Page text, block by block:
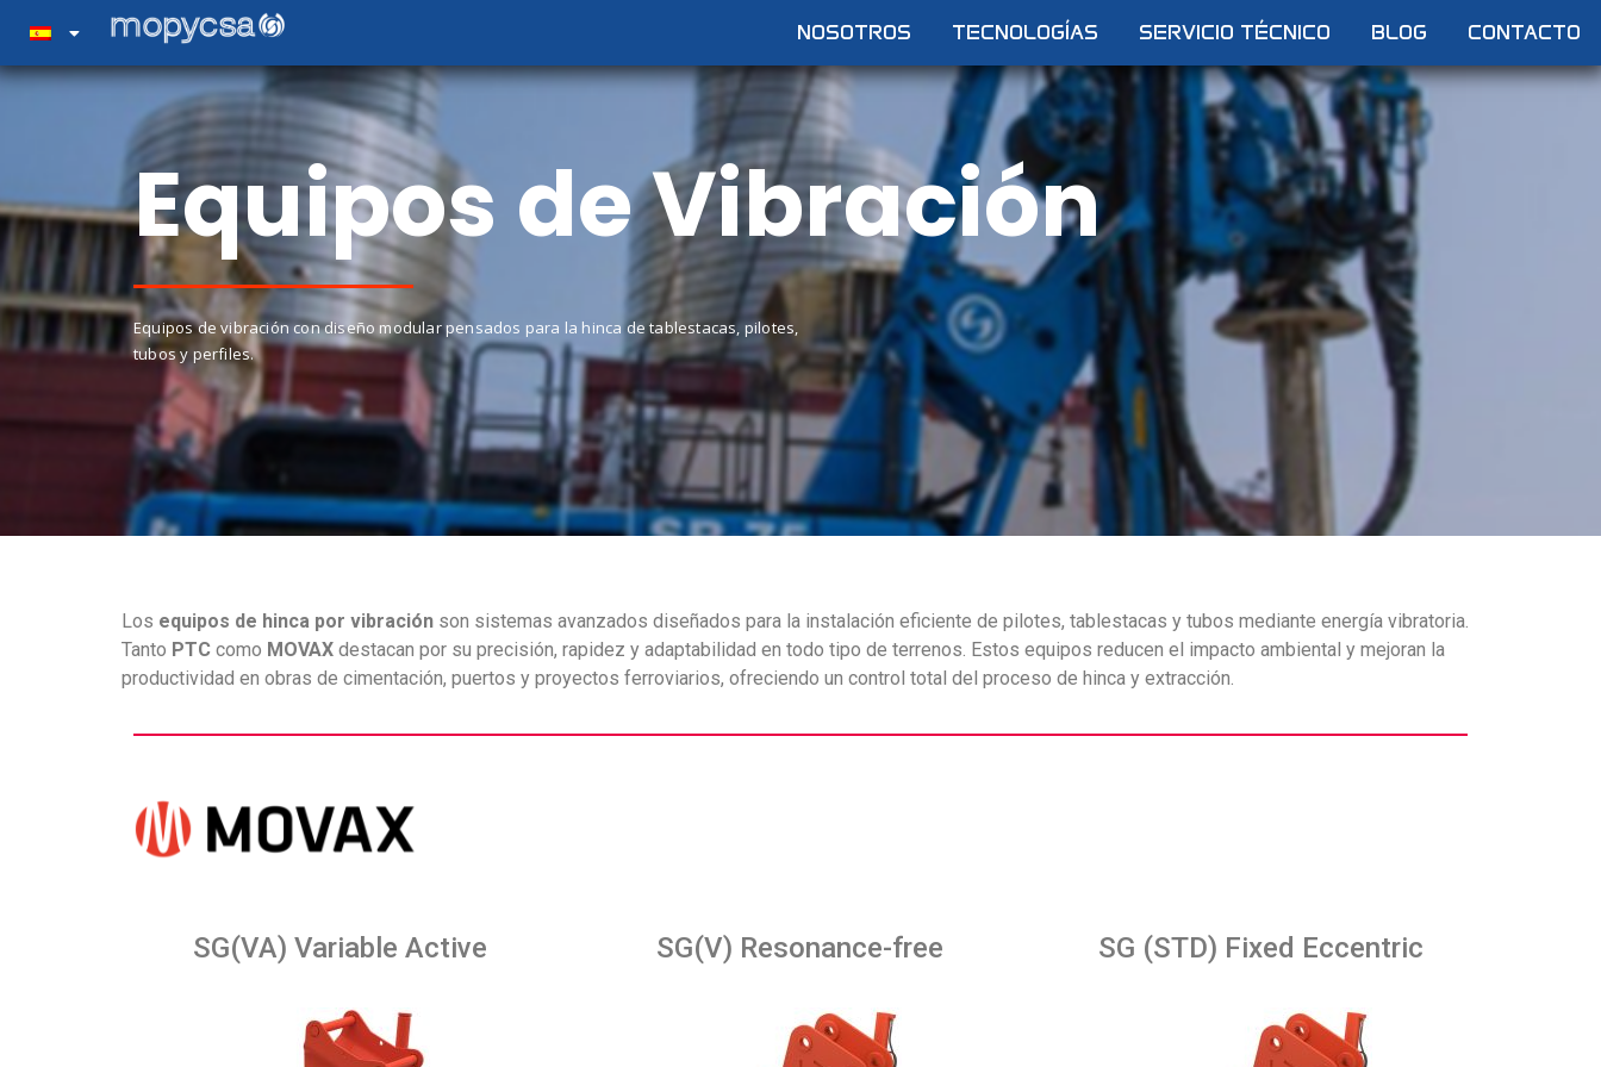
NOSOTROS TECNOLOGÍAS SERVICIO TÉCNICO BLOG CONTACTO
Equipos de Vibración
Equipos de vibración con diseño modular pensados para la hinca de tablestacas, pilotes,
tubos y perfiles.
Los equipos de hinca por vibración son sistemas avanzados diseñados para la instalación eficiente de pilotes, tablestacas y tubos mediante energía vibratoria.
Tanto PTC como MOVAX destacan por su precisión, rapidez y adaptabilidad en todo tipo de terrenos. Estos equipos reducen el impacto ambiental y mejoran la
productividad en obras de cimentación, puertos y proyectos ferroviarios, ofreciendo un control total del proceso de hinca y extracción.
SG(VA) Variable Active SG(V) Resonance-free SG (STD) Fixed Eccentric